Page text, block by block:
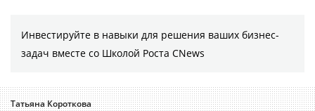
Инвестируйте в навыки для решения ваших бизнес-
задач вместе со Школой Роста CNews
Татьяна Короткова